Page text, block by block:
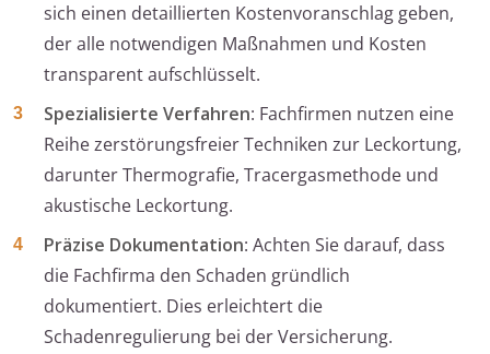
sich einen detaillierten Kostenvoranschlag geben,
der alle notwendigen Maßnahmen und Kosten
transparent aufschlüsselt.
Spezialisierte Verfahren: Fachfirmen nutzen eine
Reihe zerstörungsfreier Techniken zur Leckortung,
darunter Thermografie, Tracergasmethode und
akustische Leckortung.
Präzise Dokumentation: Achten Sie darauf, dass
die Fachfirma den Schaden gründlich
dokumentiert. Dies erleichtert die
Schadenregulierung bei der Versicherung.